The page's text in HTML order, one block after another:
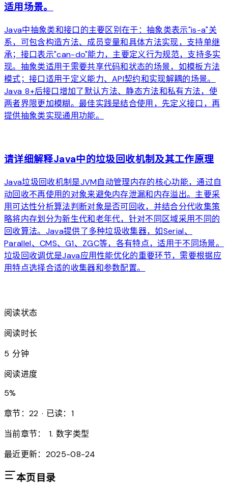
适用场景。
Java中抽象类和接口的主要区别在于：抽象类表示"is-a"关
系，可包含构造方法、成员变量和具体方法实现，支持单继
承；接口表示"can-do"能力，主要定义行为规范，支持多实
现。抽象类适用于需要共享代码和状态的场景，如模板方法
模式；接口适用于定义能力、API契约和实现解耦的场景。
Java 8+后接口增加了默认方法、静态方法和私有方法，使
两者界限更加模糊。最佳实践是结合使用，先定义接口，再
提供抽象类实现通用功能。
请详细解释Java中的垃圾回收机制及其工作原理
Java垃圾回收机制是JVM自动管理内存的核心功能，通过自
动回收不再使用的对象来避免内存泄漏和内存溢出。主要采
用可达性分析算法判断对象是否可回收，并结合分代收集策
略将内存划分为新生代和老年代，针对不同区域采用不同的
回收算法。Java提供了多种垃圾收集器，如Serial、
Parallel、CMS、G1、ZGC等，各有特点，适用于不同场景。
垃圾回收调优是Java应用性能优化的重要环节，需要根据应
用特点选择合适的收集器和参数配置。
阅读状态
阅读时长
5 分钟
阅读进度
5%
章节：22 · 已读：1
当前章节：
1. 数字类型
最近更新：2025-08-24
本页目录